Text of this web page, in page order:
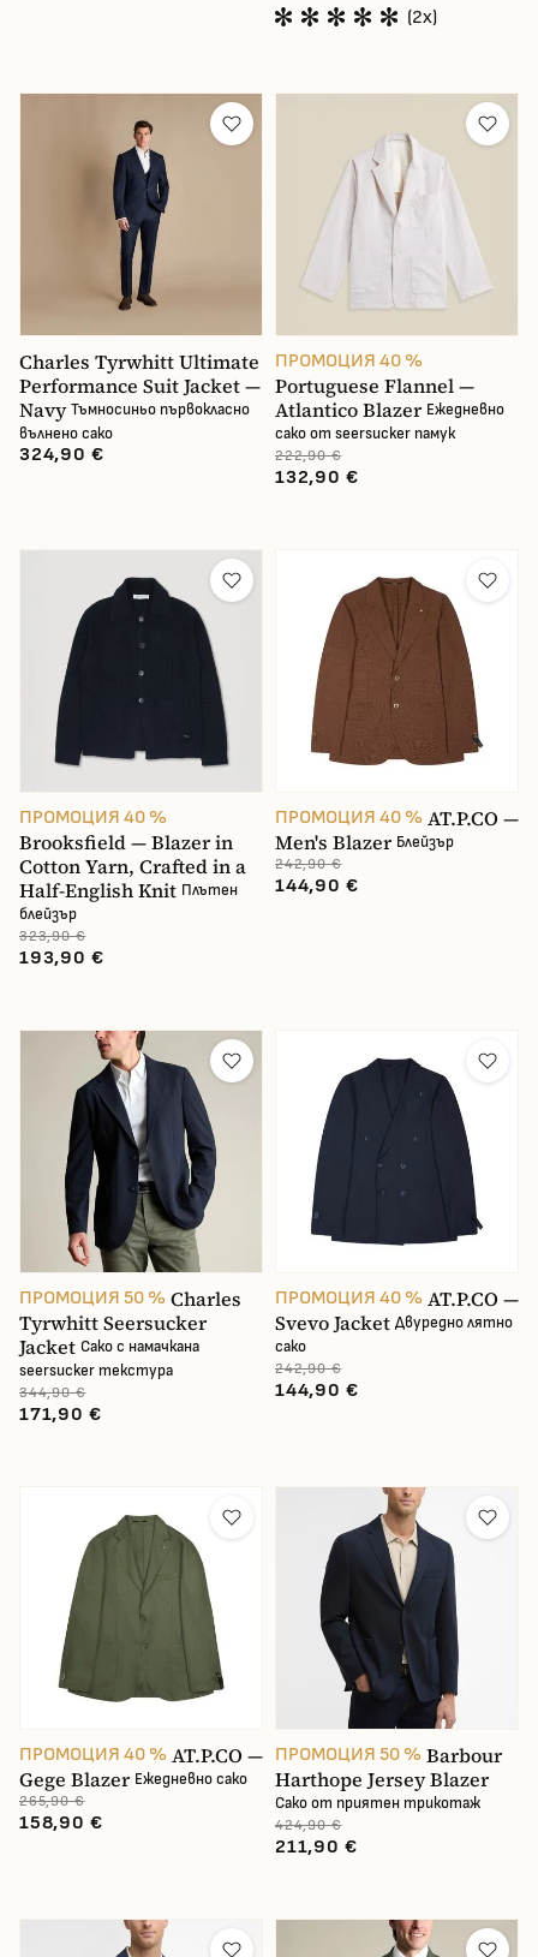
(2x)
Charles Tyrwhitt Ultimate
Performance Suit Jacket —
Navy Тъмносиньо първокласно
вълнено сако
324,90 €
ПРОМОЦИЯ 40 %
Portuguese Flannel —
Atlantico Blazer Ежедневно
сако от seersucker памук
222,90 €
132,90 €
ПРОМОЦИЯ 40 %
Brooksfield — Blazer in
Cotton Yarn, Crafted in a
Half-English Knit Плътен
блейзър
323,90 €
193,90 €
ПРОМОЦИЯ 40 % AT.P.CO —
Men's Blazer Блейзър
242,90 €
144,90 €
ПРОМОЦИЯ 50 % Charles
Tyrwhitt Seersucker
Jacket Сако с намачкана
seersucker текстура
344,90 €
171,90 €
ПРОМОЦИЯ 40 % AT.P.CO —
Svevo Jacket Двуредно лятно
сако
242,90 €
144,90 €
ПРОМОЦИЯ 40 % AT.P.CO —
Gege Blazer Ежедневно сако
265,90 €
158,90 €
ПРОМОЦИЯ 50 % Barbour
Harthope Jersey Blazer
Сако от приятен трикотаж
424,90 €
211,90 €